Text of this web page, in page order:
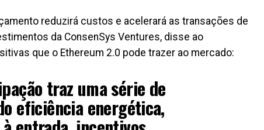
reduzirá custos e acelerará as transações de
da ConsenSys Ventures, disse ao
que o Ethereum 2.0 pode trazer ao mercado:
traz uma série de
eficiência energética,